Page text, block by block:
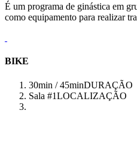
É um programa de ginástica em
como equipamento para realizar
BIKE
30min / 45minDURAÇÃO
Sala #1LOCALIZAÇÃO